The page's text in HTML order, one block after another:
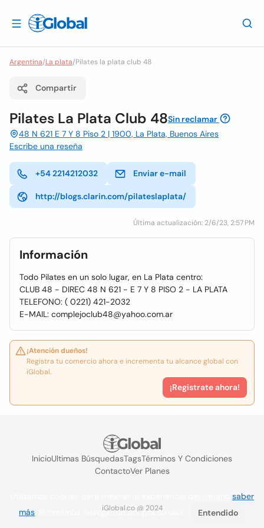
Argentina/La plata/Pilates la plata club 48
Compartir
Pilates La Plata Club 48Sin reclamar
48 N 621 E 7 Y 8 Piso 2 | 1900, La Plata, Buenos Aires
Escribe una reseña
+54 2214212032 Enviar e-mail
http://blogs.clarin.com/pilateslaplata/
Última actualización: 2/6/23, 2:57 PM
Información
Todo Pilates en un solo lugar, en La Plata centro:
CLUB 48 - DIREC 48 N 621 - E 7 Y 8 PISO 2 - LA PLATA
TELEFONO: ( 0221) 421-2032
E-MAIL: complejoclub48@yahoo.com.ar
¡Atención dueños!
Registra tu comercio ahora e incrementa tu alcance global con
iGlobal.
¡Registrate ahora!
InicioUltimas BúsquedasTagsTérminos Y Condiciones
ContactoVer Planes
iGlobal.co @ 2024
saber
más . Si continúa navegando acepta su uso. Entendido